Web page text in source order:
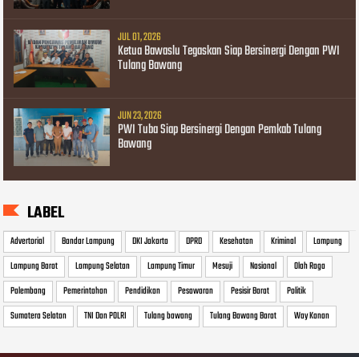
JUL 01, 2026
Ketua Bawaslu Tegaskan Siap Bersinergi Dengan PWI
Tulang Bawang
JUN 23, 2026
PWI Tuba Siap Bersinergi Dengan Pemkab Tulang
Bawang
LABEL
Advertorial Bandar Lampung DKI Jakarta DPRD Kesehatan Kriminal
Lampung
Lampung Barat
Lampung Selatan Lampung Timur Mesuji Nasional
Olah Raga
Palembang
Pemerintahan Pendidikan Pesawaran Pesisir Barat
Politik
Sumatera Selatan
TNI Dan POLRI Tulang bawang Tulang Bawang Barat Way Kanan